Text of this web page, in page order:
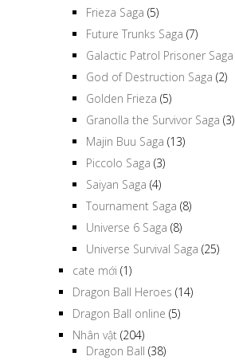
Frieza Saga (5)
Future Trunks Saga (7)
Galactic Patrol Prisoner Saga
God of Destruction Saga (2)
Golden Frieza (5)
Granolla the Survivor Saga (3)
Majin Buu Saga (13)
Piccolo Saga (3)
Saiyan Saga (4)
Tournament Saga (8)
Universe 6 Saga (8)
Universe Survival Saga (25)
cate mới (1)
Dragon Ball Heroes (14)
Dragon Ball online (5)
Nhân vật (204)
Dragon Ball (38)